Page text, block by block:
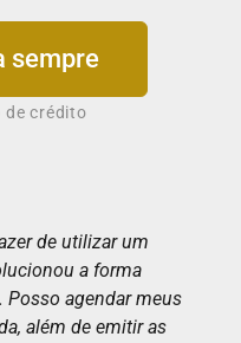
sempre
de crédito
de utilizar um
a forma
agendar meus
além de emitir as